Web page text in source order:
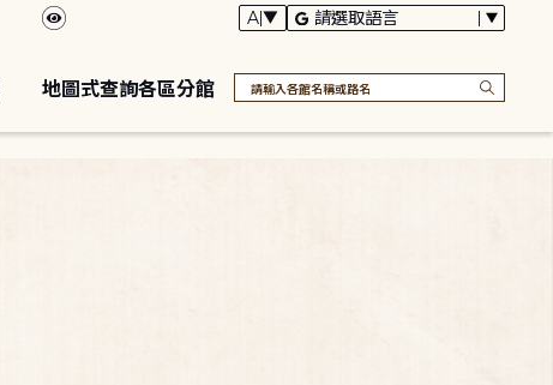
地圖式查詢各區分館